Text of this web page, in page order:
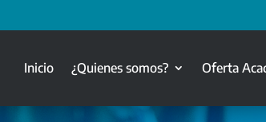
Inicio ¿Quienes somos? Oferta